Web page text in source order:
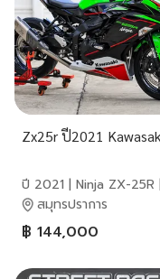
Zx25r ปี2021
ปี 2021 | Ninja ZX-25R |
Kawasaki
สมุทรปราการ
฿ 144,000